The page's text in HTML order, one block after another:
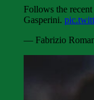
Follows the
Gasperini.
— Fabrizio